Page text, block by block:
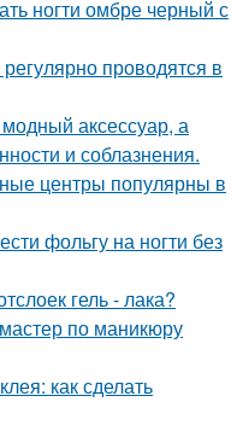
ногти омбре черный с
проводятся в
аксессуар, а
и соблазнения.
центры популярны в
фольгу на ногти без
гель - лака?
по маникюру
как сделать